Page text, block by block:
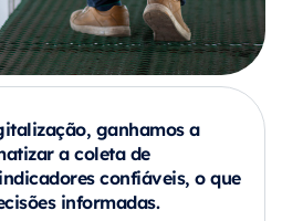
ganhamos a
a coleta de
confiáveis, o que
informadas.